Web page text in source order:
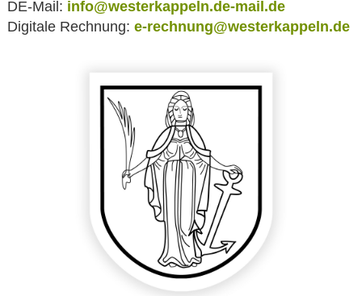
DE-Mail: info@westerkappeln.de-mail.de
Digitale Rechnung: e-rechnung@westerkappeln.de